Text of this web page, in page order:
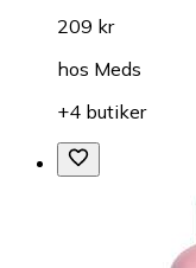
209 kr
hos Meds
+4 butiker